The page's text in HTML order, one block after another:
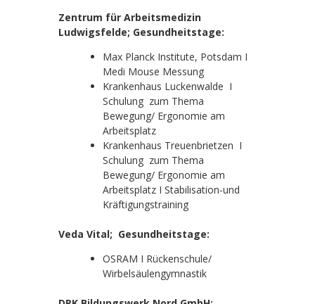
Zentrum für Arbeitsmedizin
Ludwigsfelde; Gesundheitstage:
Max Planck Institute, Potsdam I
Medi Mouse Messung
Krankenhaus Luckenwalde I
Schulung zum Thema
Bewegung/ Ergonomie am
Arbeitsplatz
Krankenhaus Treuenbrietzen I
Schulung zum Thema
Bewegung/ Ergonomie am
Arbeitsplatz I Stabilisation-und
Kräftigungstraining
Veda Vital; Gesundheitstage:
OSRAM I Rückenschule/
Wirbelsäulengymnastik